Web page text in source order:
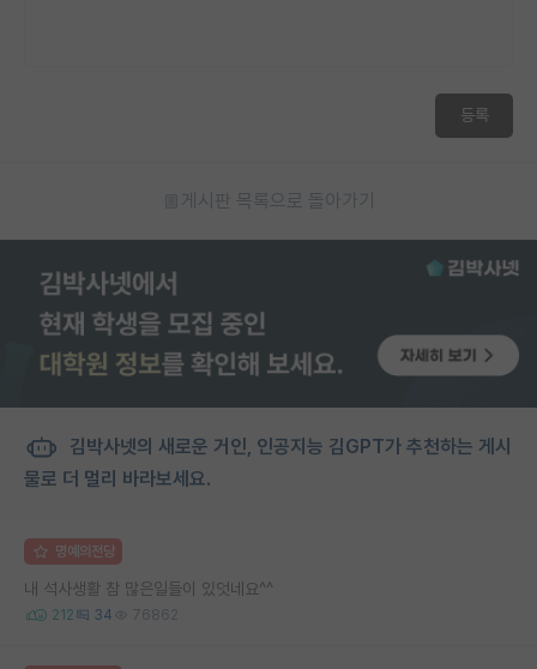
등록
게시판 목록으로 돌아가기
김박사넷의 새로운 거인, 인공지능 김GPT가 추천하는 게시
물로 더 멀리 바라보세요.
명예의전당
내 석사생활 참 많은일들이 있엇네요^^
212 34 76862